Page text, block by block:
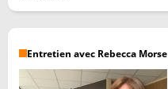
Entretien avec Rebecca Morse